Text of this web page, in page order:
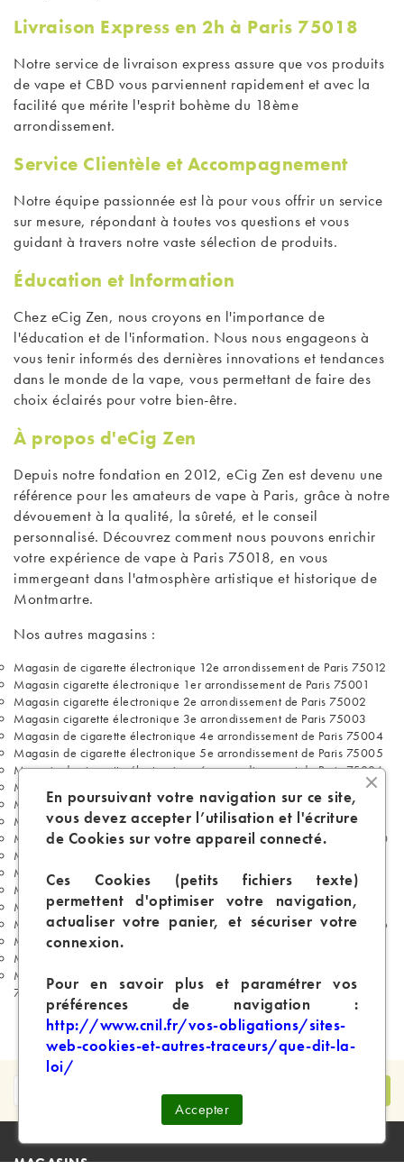
Livraison Express en 2h à Paris 75018
Notre service de livraison express assure que vos produits
de vape et CBD vous parviennent rapidement et avec la
facilité que mérite l'esprit bohème du 18ème
arrondissement.
Service Clientèle et Accompagnement
Notre équipe passionnée est là pour vous offrir un service
sur mesure, répondant à toutes vos questions et vous
guidant à travers notre vaste sélection de produits.
Éducation et Information
Chez eCig Zen, nous croyons en l'importance de
l'éducation et de l'information. Nous nous engageons à
vous tenir informés des dernières innovations et tendances
dans le monde de la vape, vous permettant de faire des
choix éclairés pour votre bien-être.
À propos d'eCig Zen
Depuis notre fondation en 2012, eCig Zen est devenu une
référence pour les amateurs de vape à Paris, grâce à notre
dévouement à la qualité, la sûreté, et le conseil
personnalisé. Découvrez comment nous pouvons enrichir
votre expérience de vape à Paris 75018, en vous
immergeant dans l'atmosphère artistique et historique de
Montmartre.
Nos autres magasins :
Magasin de cigarette électronique 12e arrondissement de Paris 75012
Magasin cigarette électronique 1er arrondissement de Paris 75001
Magasin cigarette électronique 2e arrondissement de Paris 75002
Magasin cigarette électronique 3e arrondissement de Paris 75003
Magasin de cigarette électronique 4e arrondissement de Paris 75004
Magasin de cigarette électronique 5e arrondissement de Paris 75005
Magasin de cigarette électronique 6e arrondissement de Paris 75006
Magasin de cigarette électronique 7e arrondissement de Paris 75007
Magasin de cigarette électronique 8e arrondissement de Paris 75008
Magasin de cigarette électronique 9e arrondissement de Paris 75009
Magasin de cigarette électronique 10e arrondissement de Paris 75010
Magasin de cigarette électronique 11e arrondissement de Paris 75011
Magasin de cigarette électronique 13e arrondissement de Paris 75013
Magasin de cigarette électronique 14e arrondissement de Paris 75014
Magasin de cigarette électronique 15e arrondissement de Paris 75015
Magasin de cigarette électronique 16e arrondissement de Paris 75016
Magasin de cigarette électronique 17e arrondissement de Paris 75017
Magasin de cigarette électronique 19e arrondissement de Paris 75019
Magasin de cigarette électronique 20e arrondissement de Paris
75020
MAGASINS
En poursuivant votre navigation sur ce site,
vous devez accepter l’utilisation et l'écriture
de Cookies sur votre appareil connecté.
Ces Cookies (petits fichiers texte)
permettent d'optimiser votre navigation,
actualiser votre panier, et sécuriser votre
connexion.
Pour en savoir plus et paramétrer vos
préférences de navigation :
http://www.cnil.fr/vos-obligations/sites-
web-cookies-et-autres-traceurs/que-dit-la-
loi/
Accepter